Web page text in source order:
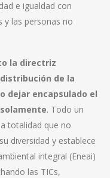
e igualdad con
y las personas no
la directriz
de la
dejar encapsulado el
. Todo un
totalidad que no
diversidad y establece
integral (Eneai)
las TICs,